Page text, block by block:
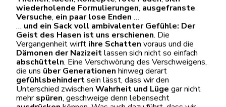
wiederholende Formulierungen, ausgefranste
Versuche, ein paarlose Enden …
… und ein Sack voll ambivalenter Gefühle: Der
Geist des Hasen ist uns erschienen. Die
Vergangenheit wirft ihre Schatten voraus und die
Dämonen der Nazizeitlassen sich nicht so einfach
abschütteln. Eine Verschwörung des Verschweigens,
die uns über Generationen hinweg derart
gefühlsbehindertsein lässt, dass wir den
Unterschied zwischen Wahrheit und Lüge gar nicht
mehrspüren, geschweige denn lebensecht